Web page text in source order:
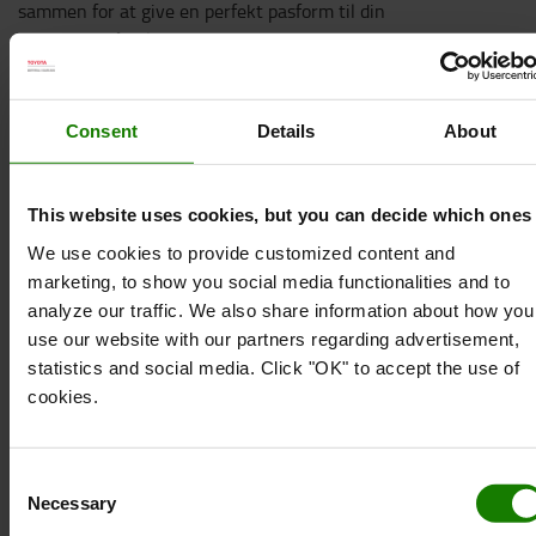
Consent Details About
This website uses cookies, but you can decide which ones
We use cookies to provide customized content and
marketing, to show you social media functionalities and to
analyze our traffic. We also share information about how you
use our website with our partners regarding advertisement,
statistics and social media. Click "OK" to accept the use of
cookies.
Selection
Necessary
sammen for at give en perfekt pasform til din
enhed - også selvom den er i et etui.
dobbeltfatningsarm og monteringsbase du parrer
RAM X-Grip med, giver RAM kugle- og
justerbarhed for at opnå den ideelle synsvinkel –
samtidig med at du forlænger telefonens levetid
ved at give stød- og vibrationsdæmpning . Denne
version af RAM X-Grip holderen er kompatibel med
tablets, der passer til de dimensioner, der er
angivet nedenfor. Det er vigtigt at verificere
enhedens dimensioner med dens etui, sleeve eller
Alt efter vægten på det udstyr, der skal installeres,